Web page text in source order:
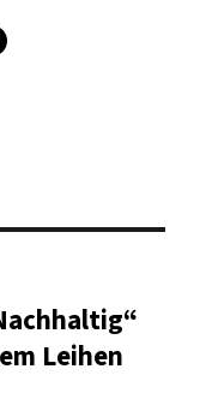
Leihen